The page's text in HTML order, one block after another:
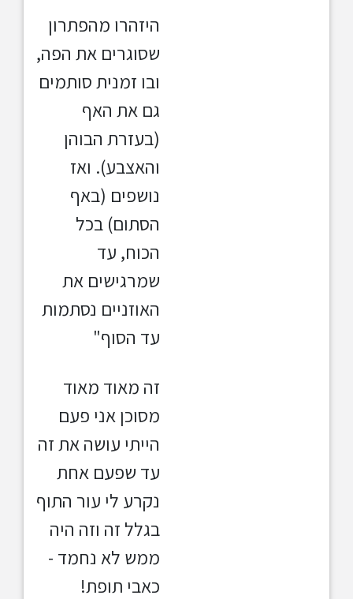
היזהרו מהפתרון
שסוגרים את הפה,
ובו זמנית סותמים
גם את האף
(בעזרת הבוהן
והאצבע). ואז
נושפים (באף
הסתום) בכל
הכוח, עד
שמרגישים את
האוזניים נסתמות
עד הסוף"
זה מאוד מאוד
מסוכן אני פעם
הייתי עושה את זה
עד שפעם אחת
נקרע לי עור התוף
בגלל זה וזה היה
ממש לא נחמד -
כאבי תופת!